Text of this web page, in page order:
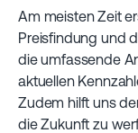
Am meisten Zeit
Preisfindung und
die umfassende
aktuellen
Zudem hilft uns
die Zukunft zu